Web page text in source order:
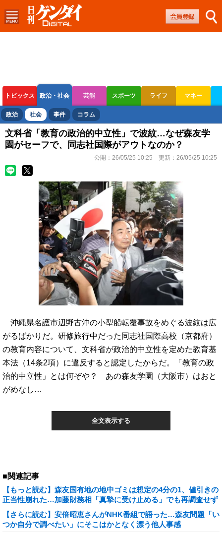
トピックス 政治・社会 芸能 スポーツ ライフ マネー
ボートレース 競輪 オートレース
政治 社会 事件 コラム
文科省「教育の政治的中立性」で波紋…なぜ森友学
園がセーフで、同志社国際がアウトなのか？
公開： 26/05/25 10:25 更新： 26/05/25 10:25
沖縄県名護市辺野古沖の小型船転覆事故をめぐる波紋は広
がるばかりだ。研修旅行中だった同志社国際高校（京都府）
の教育内容について、文科省が政治的中立性を定めた教育基
本法（14条2項）に違反すると認定したからだ。「教育の政
治的中立性」とは何ぞや？ あの森友学園（大阪市）はおと
がめなし…
全文表示する
■関連記事
【もっと読む】森友国有地の地中ゴミは想定の4分の1、値引きの
正当性崩れた…加藤財務相「真摯に受け止める」でも再調査せず
【さらに読む】安倍昭恵さんがNHK番組で語った…森友問題「い
つか自分で調べたい」にそこはかとなく漂う他人事感